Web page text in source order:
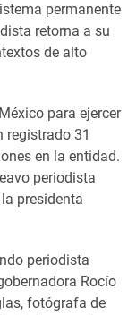
permanente
retorna a su
de alto
para ejercer
registrado 31
en la entidad.
periodista
presidenta
periodista
Rocío
fotógrafa de